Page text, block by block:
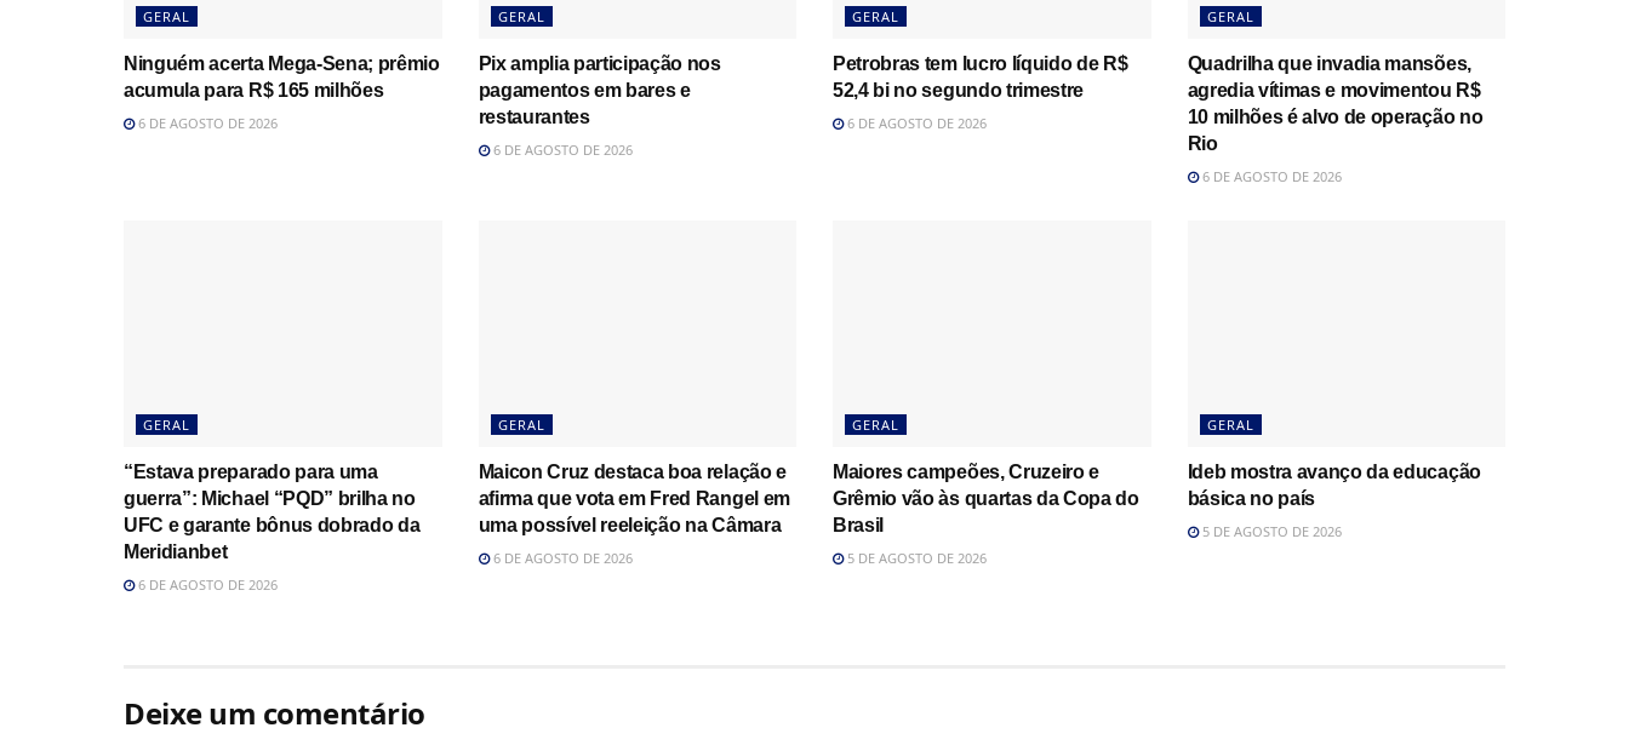
GERAL
Ninguém acerta Mega-Sena; prêmio
acumula para R$ 165 milhões
6 DE AGOSTO DE 2026
GERAL
Pix amplia participação nos
pagamentos em bares e
restaurantes
6 DE AGOSTO DE 2026
GERAL
Petrobras tem lucro líquido de R$
52,4 bi no segundo trimestre
6 DE AGOSTO DE 2026
GERAL
Quadrilha que invadia mansões,
agredia vítimas e movimentou R$
10 milhões é alvo de operação no
Rio
6 DE AGOSTO DE 2026
GERAL
“Estava preparado para uma
guerra”: Michael “PQD” brilha no
UFC e garante bônus dobrado da
Meridianbet
6 DE AGOSTO DE 2026
GERAL
Maicon Cruz destaca boa relação e
afirma que vota em Fred Rangel em
uma possível reeleição na Câmara
6 DE AGOSTO DE 2026
GERAL
Maiores campeões, Cruzeiro e
Grêmio vão às quartas da Copa do
Brasil
5 DE AGOSTO DE 2026
GERAL
Ideb mostra avanço da educação
básica no país
5 DE AGOSTO DE 2026
Deixe um comentário